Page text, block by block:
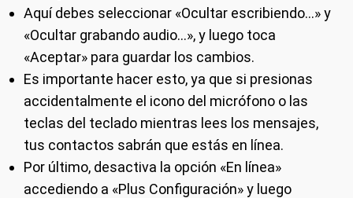
Aquí debes seleccionar «Ocultar escribiendo…» y
«Ocultar grabando audio…», y luego toca
«Aceptar» para guardar los cambios.
Es importante hacer esto, ya que si presionas
accidentalmente el icono del micrófono o las
teclas del teclado mientras lees los mensajes,
tus contactos sabrán que estás en línea.
Por último, desactiva la opción «En línea»
accediendo a «Plus Configuración» y luego